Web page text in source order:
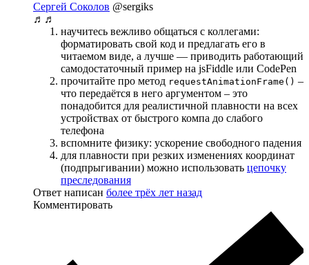
Сергей Соколов @sergiks
♬♬
научитесь вежливо общаться с коллегами:
форматировать свой код и предлагать его в
читаемом виде, а лучше — приводить работающий
самодостаточный пример на jsFiddle или CodePen
прочитайте про метод requestAnimationFrame() –
что передаётся в него аргументом – это
понадобится для реалистичной плавности на всех
устройствах от быстрого компа до слабого
телефона
вспомните физику: ускорение свободного падения
для плавности при резких изменениях координат
(подпрыгивании) можно использовать цепочку
преследования
Ответ написан более трёх лет назад
Комментировать